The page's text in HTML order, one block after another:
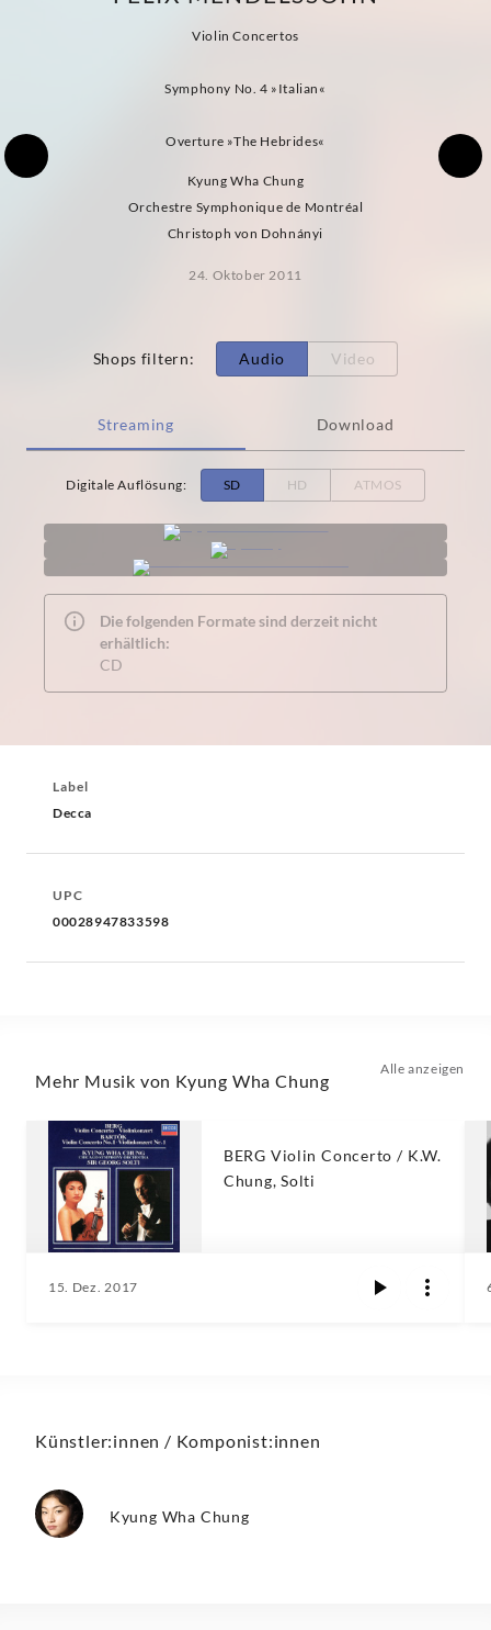
Violin Concertos
Symphony No. 4 »Italian«
Overture »The Hebrides«
Kyung Wha Chung
Orchestre Symphonique de Montréal
Christoph von Dohnányi
24. Oktober 2011
Shops filtern: Audio Video
Streaming Download
Digitale Auflösung: SD HD ATMOS
Die folgenden Formate sind derzeit nicht
erhältlich:
CD
Label
Decca
UPC
00028947833598
Mehr Musik von Kyung Wha Chung
Alle anzeigen
BERG Violin Concerto / K.W.
Chung, Solti
15. Dez. 2017
Künstler:innen / Komponist:innen
Kyung Wha Chung